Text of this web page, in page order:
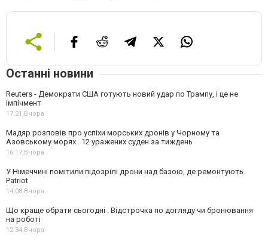
Останні новини
Reuters - Демократи США готують новий удар по Трампу, і це не
імпічмент
17:21,Вчора
Мадяр розповів про успіхи морських дронів у Чорному та
Азовському морях . 12 уражених суден за тиждень
16:17,Вчора
У Німеччині помітили підозрілі дрони над базою, де ремонтують
Patriot
14:08,Вчора
Що краще обрати сьогодні . Відстрочка по догляду чи бронювання
на роботі
12:34,Вчора